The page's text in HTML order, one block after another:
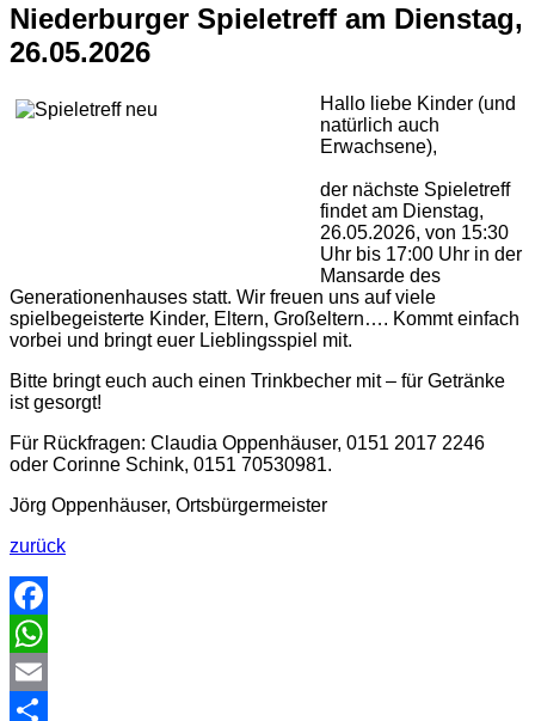
Niederburger Spieletreff am Dienstag,
26.05.2026
Hallo liebe Kinder (und
natürlich auch
Erwachsene),
der nächste Spieletreff
findet am Dienstag,
26.05.2026, von 15:30
Uhr bis 17:00 Uhr in der
Mansarde des
Generationenhauses statt. Wir freuen uns auf viele
spielbegeisterte Kinder, Eltern, Großeltern…. Kommt einfach
vorbei und bringt euer Lieblingsspiel mit.
Bitte bringt euch auch einen Trinkbecher mit – für Getränke
ist gesorgt!
Für Rückfragen: Claudia Oppenhäuser, 0151 2017 2246
oder Corinne Schink, 0151 70530981.
Jörg Oppenhäuser, Ortsbürgermeister
zurück
Facebook
WhatsApp
Email